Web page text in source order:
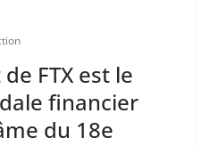
FTX est le
financier
du 18e